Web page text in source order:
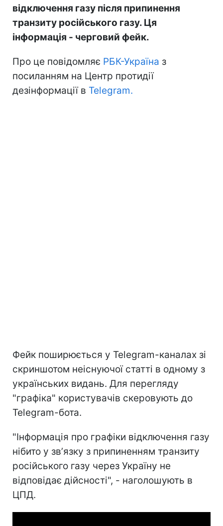
відключення газу після припинення
транзиту російського газу. Ця
інформація - черговий фейк.
Про це повідомляє РБК-Україна з
посиланням на Центр протидії
дезінформації в Telegram.
Фейк поширюється у Telegram-каналах зі
скриншотом неіснуючої статті в одному з
українських видань. Для перегляду
"графіка" користувачів скеровують до
Telegram-бота.
"Інформація про графіки відключення газу
нібито у звʼязку з припиненням транзиту
російського газу через Україну не
відповідає дійсності", - наголошують в
ЦПД.